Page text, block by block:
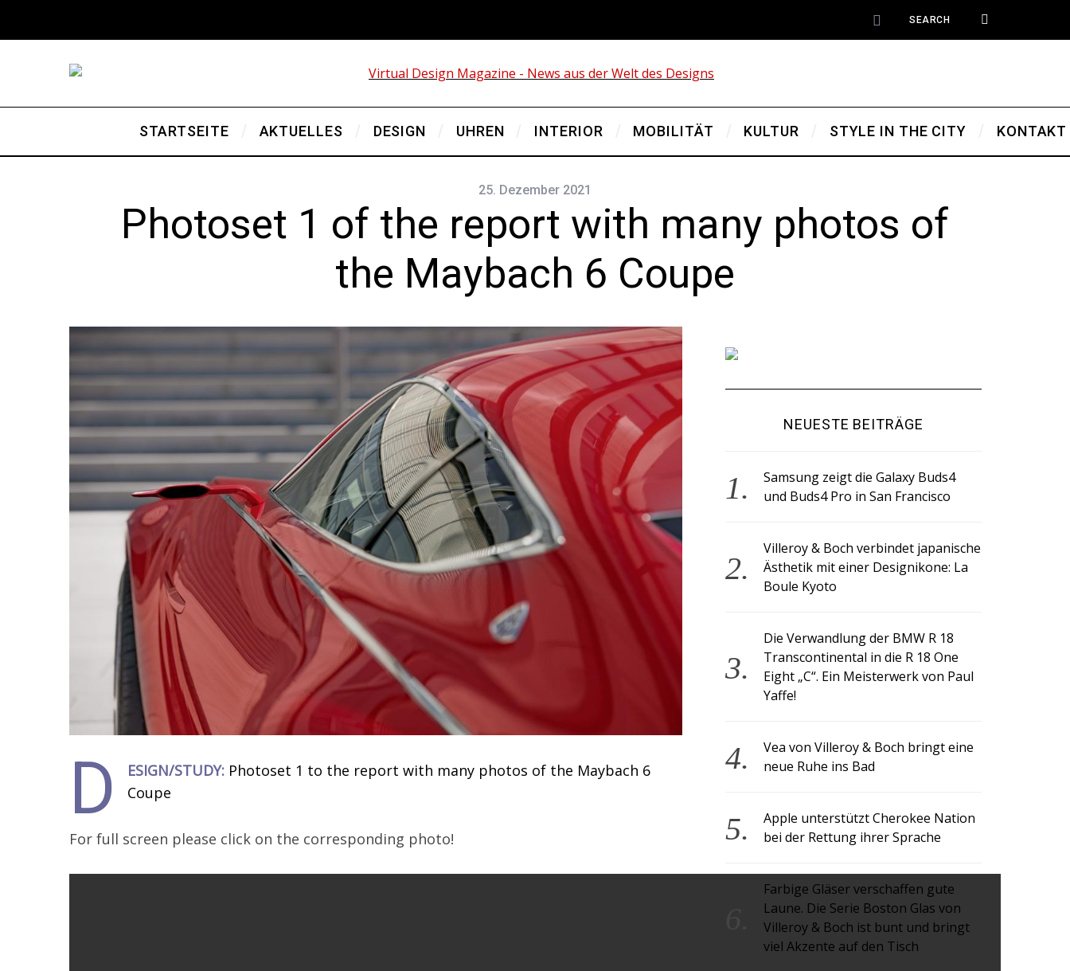
STARTSEITE AKTUELLES DESIGN UHREN INTERIOR MOBILITÄT KULTUR STYLE IN THE CITY KONTAKT
25. Dezember 2021
Photoset 1 of the report with many photos of
the Maybach 6 Coupe
D ESIGN/STUDY: Photoset 1 to the report with many photos of the Maybach 6
Coupe
For full screen please click on the corresponding photo!
NEUESTE BEITRÄGE
Samsung zeigt die Galaxy Buds4
und Buds4 Pro in San Francisco
Villeroy & Boch verbindet japanische
Ästhetik mit einer Designikone: La
Boule Kyoto
Die Verwandlung der BMW R 18
Transcontinental in die R 18 One
Eight „C“. Ein Meisterwerk von Paul
Yaffe!
Vea von Villeroy & Boch bringt eine
neue Ruhe ins Bad
Apple unterstützt Cherokee Nation
bei der Rettung ihrer Sprache
Farbige Gläser verschaffen gute
Laune. Die Serie Boston Glas von
Villeroy & Boch ist bunt und bringt
viel Akzente auf den Tisch